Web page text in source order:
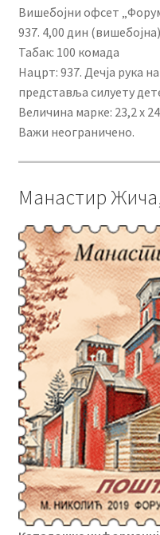
Вишебојни офсет
937. 4,00 дин
Табак: 100 комада
Нацрт: 937. Дечја рука
представља силуету
Величина марке: 23,2 x
Важи неограничено.
Манастир